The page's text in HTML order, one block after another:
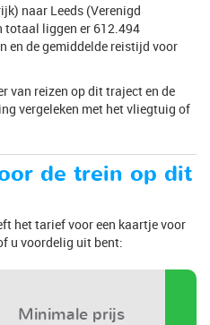
naar Leeds (Verenigd
totaal liggen er 612.494
en de gemiddelde reistijd voor
van reizen op dit traject en de
vergeleken met het vliegtuig of
de trein op dit
het tarief voor een kaartje voor
u voordelig uit bent:
Minimale prijs